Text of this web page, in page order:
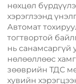
нөхцөл
хэрэглээнд
Автомат
тогтвортой
нь санамсаргүй
нөлөөллөөс
зөөврийн ТДС
хувийн